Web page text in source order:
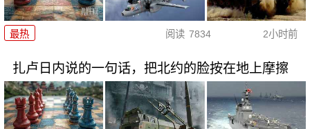
最热 阅读 7834 2小时前
扎卢日内说的一句话，把北约的脸按在地上摩擦